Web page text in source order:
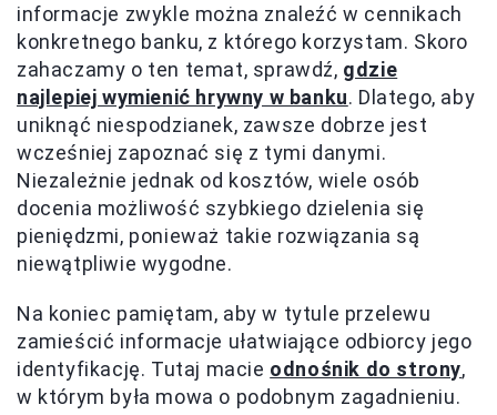
informacje zwykle można znaleźć w cennikach
konkretnego banku, z którego korzystam. Skoro
zahaczamy o ten temat, sprawdź, gdzie
najlepiej wymienić hrywny w banku. Dlatego, aby
uniknąć niespodzianek, zawsze dobrze jest
wcześniej zapoznać się z tymi danymi.
Niezależnie jednak od kosztów, wiele osób
docenia możliwość szybkiego dzielenia się
pieniędzmi, ponieważ takie rozwiązania są
niewątpliwie wygodne.
Na koniec pamiętam, aby w tytule przelewu
zamieścić informacje ułatwiające odbiorcy jego
identyfikację. Tutaj macie odnośnik do strony,
w którym była mowa o podobnym zagadnieniu.